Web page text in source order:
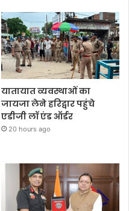
यातायात व्यवस्थाओं का
जायजा लेने हरिद्वार पहुंचे
एडीजी लॉ एंड ऑर्डर
20 hours ago